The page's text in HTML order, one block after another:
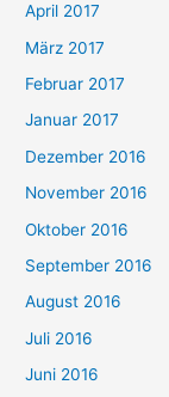
April 2017
März 2017
Februar 2017
Januar 2017
Dezember 2016
November 2016
Oktober 2016
September 2016
August 2016
Juli 2016
Juni 2016